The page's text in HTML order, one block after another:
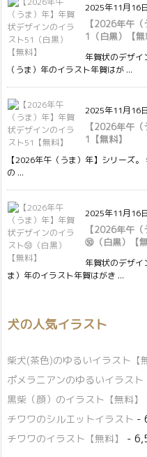
2025年11月16日
【2026年午
1（白黒）【無
年賀状のデザ
（うま）年のイラスト年賀はが ...
2025年11月16日
【2026年午
1【無料】
【2026年午（うま）年】シリーズ
の ...
2025年11月16日
【2026年午
㊿（白黒）【無
年賀状のデザイ
ま）年のイラスト年賀はがき ...
犬の人気イラスト
柴犬(茶色)のゆるいイラスト【
ポメラニアンのゆるいイラスト
黒柴（顔）のイラスト【無料】
チワワのシルエットイラスト -
チワワのイラスト【無料】
-